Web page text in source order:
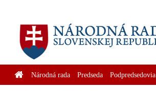
Národná rada Predseda Podpredsedovia